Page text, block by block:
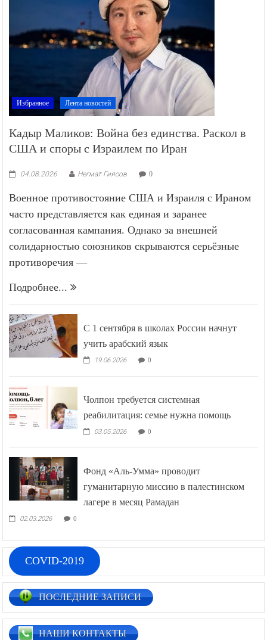
Избранное Лента новостей
Кадыр Маликов: Война без единства. Раскол в
Военное противостояние США и Израиля с Ираном
часто представляется как единая и заранее
согласованная кампания. Однако за внешней
солидарностью союзников скрываются серьёзные
С 1 сентября в школах России начнут
учить арабский язык
Чолпон требуется системная
реабилитация: семье нужна помощь
Фонд «Аль-Умма» проводит
гуманитарную миссию в палестинском
COVID-2019
ПОСЛЕДНИЕ ЗАПИСИ